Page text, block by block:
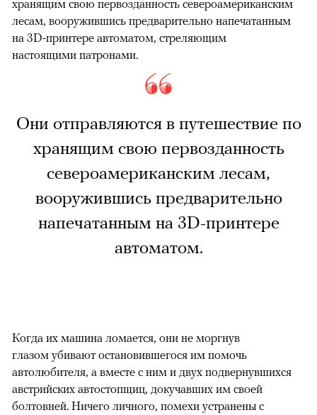
хранящим свою первозданность североамериканским
лесам, вооружившись предварительно напечатанным
на 3D-принтере автоматом, стреляющим
настоящими патронами.
Они отправляются в путешествие по
хранящим свою первозданность
североамериканским лесам,
вооружившись предварительно
напечатанным на 3D-принтере
автоматом.
Когда их машина ломается, они не моргнув
глазом убивают остановившегося им помочь
автолюбителя, а вместе с ним и двух подвернувшихся
австрийских автостопщиц, докучавших им своей
болтовней. Ничего личного, помехи устранены с